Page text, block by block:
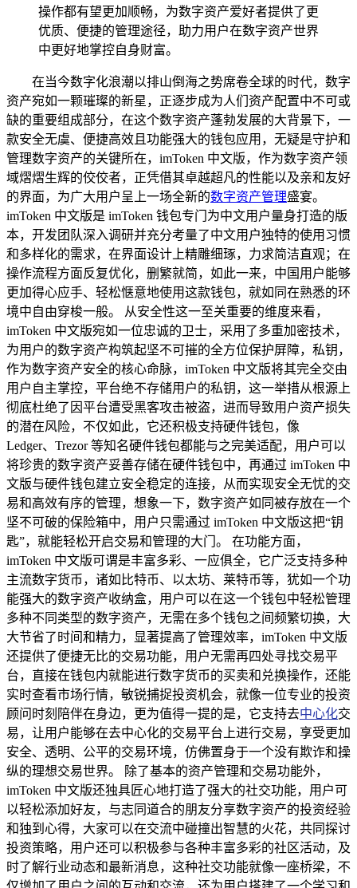
操作都有望更加顺畅，为数字资产爱好者提供了更
优质、便捷的管理途径，助力用户在数字资产世界
中更好地掌控自身财富。
在当今数字化浪潮以排山倒海之势席卷全球的时代，数字
资产宛如一颗璀璨的新星，正逐步成为人们资产配置中不可或
缺的重要组成部分，在这个数字资产蓬勃发展的大背景下，一
款安全无虞、便捷高效且功能强大的钱包应用，无疑是守护和
管理数字资产的关键所在，imToken 中文版，作为数字资产领
域熠熠生辉的佼佼者，正凭借其卓越超凡的性能以及亲和友好
的界面，为广大用户呈上一场全新的数字资产管理盛宴。
imToken 中文版是 imToken 钱包专门为中文用户量身打造的版
本，开发团队深入调研并充分考量了中文用户独特的使用习惯
和多样化的需求，在界面设计上精雕细琢，力求简洁直观；在
操作流程方面反复优化，删繁就简，如此一来，中国用户能够
更加得心应手、轻松惬意地使用这款钱包，就如同在熟悉的环
境中自由穿梭一般。 从安全性这一至关重要的维度来看，
imToken 中文版宛如一位忠诚的卫士，采用了多重加密技术，
为用户的数字资产构筑起坚不可摧的全方位保护屏障，私钥，
作为数字资产安全的核心命脉，imToken 中文版将其完全交由
用户自主掌控，平台绝不存储用户的私钥，这一举措从根源上
彻底杜绝了因平台遭受黑客攻击被盗，进而导致用户资产损失
的潜在风险，不仅如此，它还积极支持硬件钱包，像
Ledger、Trezor 等知名硬件钱包都能与之完美适配，用户可以
将珍贵的数字资产妥善存储在硬件钱包中，再通过 imToken 中
文版与硬件钱包建立安全稳定的连接，从而实现安全无忧的交
易和高效有序的管理，想象一下，数字资产如同被存放在一个
坚不可破的保险箱中，用户只需通过 imToken 中文版这把“钥
匙”，就能轻松开启交易和管理的大门。 在功能方面，
imToken 中文版可谓是丰富多彩、一应俱全，它广泛支持多种
主流数字货币，诸如比特币、以太坊、莱特币等，犹如一个功
能强大的数字资产收纳盒，用户可以在这一个钱包中轻松管理
多种不同类型的数字资产，无需在多个钱包之间频繁切换，大
大节省了时间和精力，显著提高了管理效率，imToken 中文版
还提供了便捷无比的交易功能，用户无需再四处寻找交易平
台，直接在钱包内就能进行数字货币的买卖和兑换操作，还能
实时查看市场行情，敏锐捕捉投资机会，就像一位专业的投资
顾问时刻陪伴在身边，更为值得一提的是，它支持去中心化交
易，让用户能够在去中心化的交易平台上进行交易，享受更加
安全、透明、公平的交易环境，仿佛置身于一个没有欺诈和操
纵的理想交易世界。 除了基本的资产管理和交易功能外，
imToken 中文版还独具匠心地打造了强大的社交功能，用户可
以轻松添加好友，与志同道合的朋友分享数字资产的投资经验
和独到心得，大家可以在交流中碰撞出智慧的火花，共同探讨
投资策略，用户还可以积极参与各种丰富多彩的社区活动，及
时了解行业动态和最新消息，这种社交功能就像一座桥梁，不